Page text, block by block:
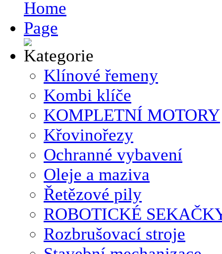
Klínové řemeny
Kombi klíče
KOMPLETNÍ MOTORY
Křovinořezy
Ochranné vybavení
Oleje a maziva
Řetězové pily
ROBOTICKÉ
Rozbrušovací stroje